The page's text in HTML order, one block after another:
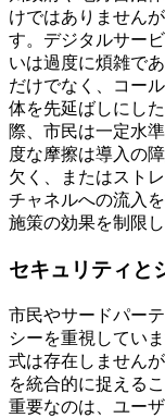
けではありません
す。デジタルサー
いは過度に煩雑で
だけでなく、コー
体を先延ばしにし
際、市民は一定水
度な摩擦は導入の
欠く、またはスト
チャネルへの流入
施策の効果を制限し
セキュリティと
市民やサードパー
シーを重視してい
式は存在しません
を統合的に捉える
重要なのは、ユー